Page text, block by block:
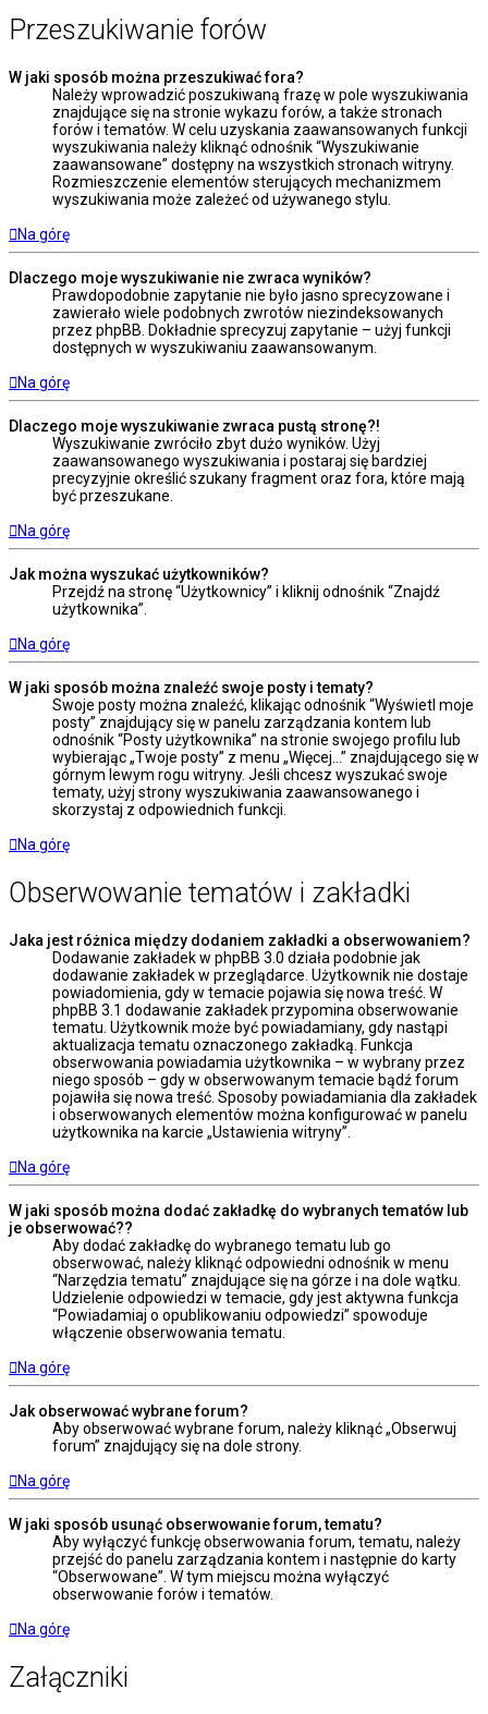
Przeszukiwanie forów
W jaki sposób można przeszukiwać fora?
Należy wprowadzić poszukiwaną frazę w pole wyszukiwania
znajdujące się na stronie wykazu forów, a także stronach
forów i tematów. W celu uzyskania zaawansowanych funkcji
wyszukiwania należy kliknąć odnośnik “Wyszukiwanie
zaawansowane” dostępny na wszystkich stronach witryny.
Rozmieszczenie elementów sterujących mechanizmem
wyszukiwania może zależeć od używanego stylu.
Na górę
Dlaczego moje wyszukiwanie nie zwraca wyników?
Prawdopodobnie zapytanie nie było jasno sprecyzowane i
zawierało wiele podobnych zwrotów niezindeksowanych
przez phpBB. Dokładnie sprecyzuj zapytanie – użyj funkcji
dostępnych w wyszukiwaniu zaawansowanym.
Na górę
Dlaczego moje wyszukiwanie zwraca pustą stronę?!
Wyszukiwanie zwróciło zbyt dużo wyników. Użyj
zaawansowanego wyszukiwania i postaraj się bardziej
precyzyjnie określić szukany fragment oraz fora, które mają
być przeszukane.
Na górę
Jak można wyszukać użytkowników?
Przejdź na stronę “Użytkownicy” i kliknij odnośnik “Znajdź
użytkownika”.
Na górę
W jaki sposób można znaleźć swoje posty i tematy?
Swoje posty można znaleźć, klikając odnośnik “Wyświetl moje
posty” znajdujący się w panelu zarządzania kontem lub
odnośnik “Posty użytkownika” na stronie swojego profilu lub
wybierając „Twoje posty” z menu „Więcej…” znajdującego się w
górnym lewym rogu witryny. Jeśli chcesz wyszukać swoje
tematy, użyj strony wyszukiwania zaawansowanego i
skorzystaj z odpowiednich funkcji.
Na górę
Obserwowanie tematów i zakładki
Jaka jest różnica między dodaniem zakładki a obserwowaniem?
Dodawanie zakładek w phpBB 3.0 działa podobnie jak
dodawanie zakładek w przeglądarce. Użytkownik nie dostaje
powiadomienia, gdy w temacie pojawia się nowa treść. W
phpBB 3.1 dodawanie zakładek przypomina obserwowanie
tematu. Użytkownik może być powiadamiany, gdy nastąpi
aktualizacja tematu oznaczonego zakładką. Funkcja
obserwowania powiadamia użytkownika – w wybrany przez
niego sposób – gdy w obserwowanym temacie bądź forum
pojawiła się nowa treść. Sposoby powiadamiania dla zakładek
i obserwowanych elementów można konfigurować w panelu
użytkownika na karcie „Ustawienia witryny”.
Na górę
W jaki sposób można dodać zakładkę do wybranych tematów lub
je obserwować??
Aby dodać zakładkę do wybranego tematu lub go
obserwować, należy kliknąć odpowiedni odnośnik w menu
“Narzędzia tematu” znajdujące się na górze i na dole wątku.
Udzielenie odpowiedzi w temacie, gdy jest aktywna funkcja
“Powiadamiaj o opublikowaniu odpowiedzi” spowoduje
włączenie obserwowania tematu.
Na górę
Jak obserwować wybrane forum?
Aby obserwować wybrane forum, należy kliknąć „Obserwuj
forum” znajdujący się na dole strony.
Na górę
W jaki sposób usunąć obserwowanie forum, tematu?
Aby wyłączyć funkcję obserwowania forum, tematu, należy
przejść do panelu zarządzania kontem i następnie do karty
“Obserwowane”. W tym miejscu można wyłączyć
obserwowanie forów i tematów.
Na górę
Załączniki